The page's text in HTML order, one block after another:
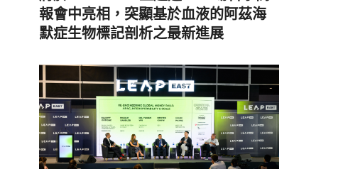
報會中亮相，突顯基於血液的阿茲海
默症生物標記剖析之最新進展